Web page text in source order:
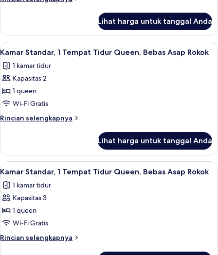
Asap
Rokok
Kamar
Keluarga,
Beberapa
Tidur,
Bebas
Rokok
Lihat harga untuk tanggal Anda
Lihat
semua
foto
untuk
Kamar
Standar,
1
Tempat
Queen,
Bebas
Asap
Rokok
Brankas, meja kerja, tirai kedap
4
Kamar Standar, 1 Tempat Tidur Queen, Bebas Asap Rokok
1 kamar tidur
Kapasitas 2
1 queen
Wi-Fi Gratis
Rincian selengkapnya
Rincian
Kamar
Standar,
1
Tidur
Queen,
Asap
Rokok
Lihat harga untuk tanggal Anda
Lihat
semua
foto
untuk
Kamar
Standar,
1
Tempat
Kamar Standar, 1 Tempat Tidur
4
Kamar Standar, 1 Tempat Tidur Queen, Bebas Asap Rokok
1 kamar tidur
Kapasitas 3
1 queen
Wi-Fi Gratis
Rincian selengkapnya
Rincian